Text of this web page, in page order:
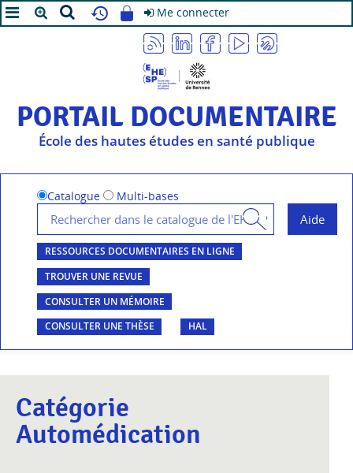
Me connecter
PORTAIL DOCUMENTAIRE
École des hautes études en santé publique
Catalogue Multi-bases
RESSOURCES DOCUMENTAIRES EN LIGNE
TROUVER UNE REVUE
CONSULTER UN MÉMOIRE
CONSULTER UNE THÈSE
HAL
Catégorie
Automédication